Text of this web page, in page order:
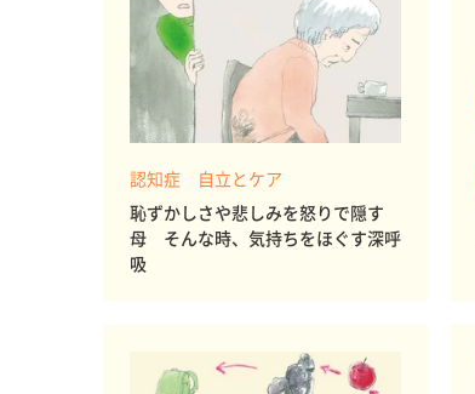
認知症 自立とケア
恥ずかしさや悲しみを怒りで隠す
母 そんな時、気持ちをほぐす深呼
吸